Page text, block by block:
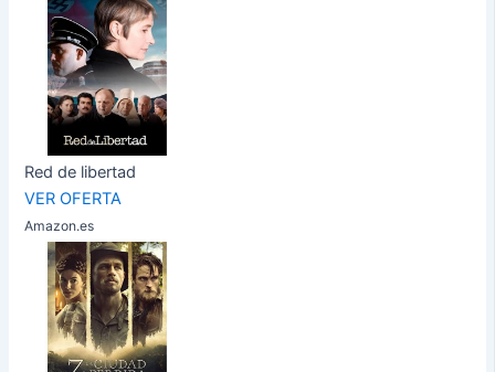
Red de libertad
VER OFERTA
Amazon.es